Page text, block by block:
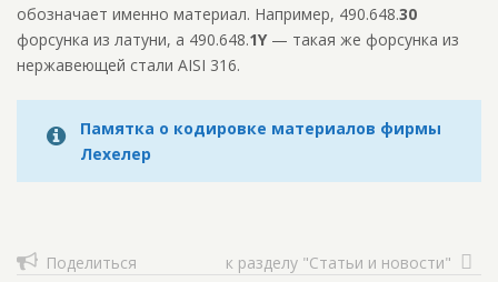
обозначает именно материал. Например, 490.648.30
форсунка из латуни, а 490.648.1Y— такая же форсунка из
нержавеющей стали AISI 316.
Памятка о кодировке материалов фирмы
Лехелер
Поделиться к разделу "Статьи и новости"